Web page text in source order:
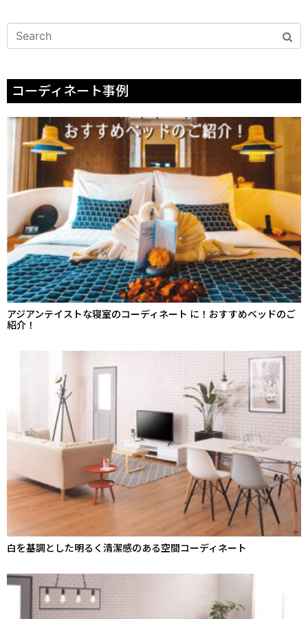
コーディネート事例
アジアンテイストな寝室のコーディネート に！おすすめベッドのご
紹介！
白を基調とした明るく清潔感のある空間コーディネート